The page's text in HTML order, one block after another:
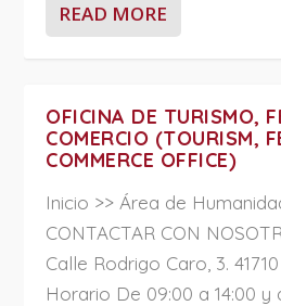
READ MORE
OFICINA DE TURISMO,
COMERCIO (TOURISM,
COMMERCE OFFICE)
Inicio >> Área de
CONTACTAR CON
Calle Rodrigo Caro, 3.
Horario De 09:00 a 14:00 y